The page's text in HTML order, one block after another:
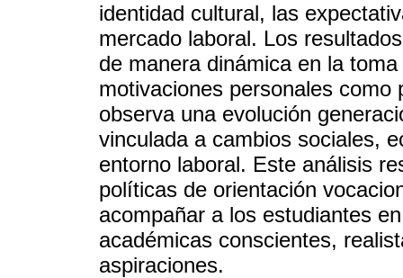
identidad cultural, las
mercado laboral. Los
de manera dinámica en la
motivaciones personales
observa una evolución
vinculada a cambios sociales,
entorno laboral. Este análisis
políticas de orientación
acompañar a los estudiantes
académicas conscientes,
aspiraciones.